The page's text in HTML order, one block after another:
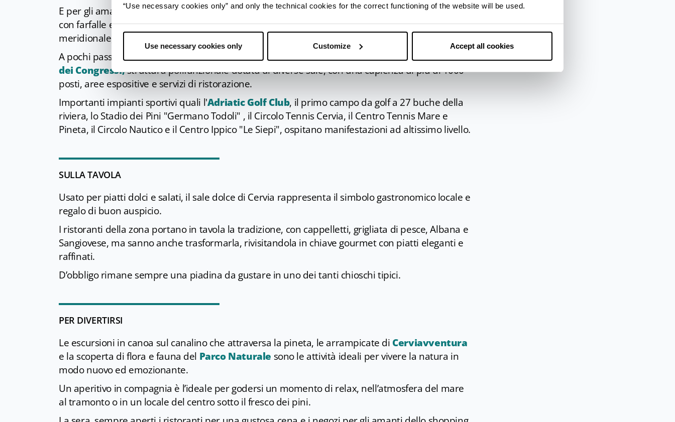
“Use necessary cookies only” and only the technical cookies for the correct functioning of the website will be used.
Use necessary cookies only Customize Accept all cookies
E per gli amanti della natura, laCasa delle Farfalle, una serra riscaldata di 800 metri quadri
con farfalle e decine di specie di insetti principalmente del sud America e dell’Africa
meridionale, è un’esperienza da non perdere, per emozioni da far battere il cuore.
A pochi passi dal centro di Milano Marittima, immerso nel verde della pineta, sorge ilPalazzo
dei Congressi,struttura polifunzionale dotata di diverse sale, con una capienza di più di 1000
posti, aree espositive e servizi di ristorazione.
Importanti impianti sportivi quali l'Adriatic Golf Club, il primo campo da golf a 27 buche della
riviera, lo Stadio dei Pini "Germano Todoli" , il Circolo Tennis Cervia, il Centro Tennis Mare e
Pineta, il Circolo Nautico e il Centro Ippico "Le Siepi", ospitano manifestazioni ad altissimo livello.
SULLA TAVOLA
Usato per piatti dolci e salati, il sale dolce di Cervia rappresenta il simbolo gastronomico locale e
regalo di buon auspicio.
I ristoranti della zona portano in tavola la tradizione, con cappelletti, grigliata di pesce, Albana e
Sangiovese, ma sanno anche trasformarla, rivisitandola in chiave gourmet con piatti eleganti e
raffinati.
D’obbligo rimane sempre una piadina da gustare in uno dei tanti chioschi tipici.
PER DIVERTIRSI
Le escursioni in canoa sul canalino che attraversa la pineta, le arrampicate di Cerviavventura
e la scoperta di flora e fauna del Parco Naturale sono le attività ideali per vivere la natura in
modo nuovo ed emozionante.
Un aperitivo in compagnia è l’ideale per godersi un momento di relax, nell’atmosfera del mare
al tramonto o in un locale del centro sotto il fresco dei pini.